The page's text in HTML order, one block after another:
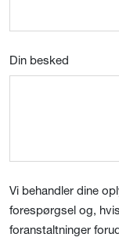
Din besked
Vi behandler dine
forespørgsel og,
foranstaltninger